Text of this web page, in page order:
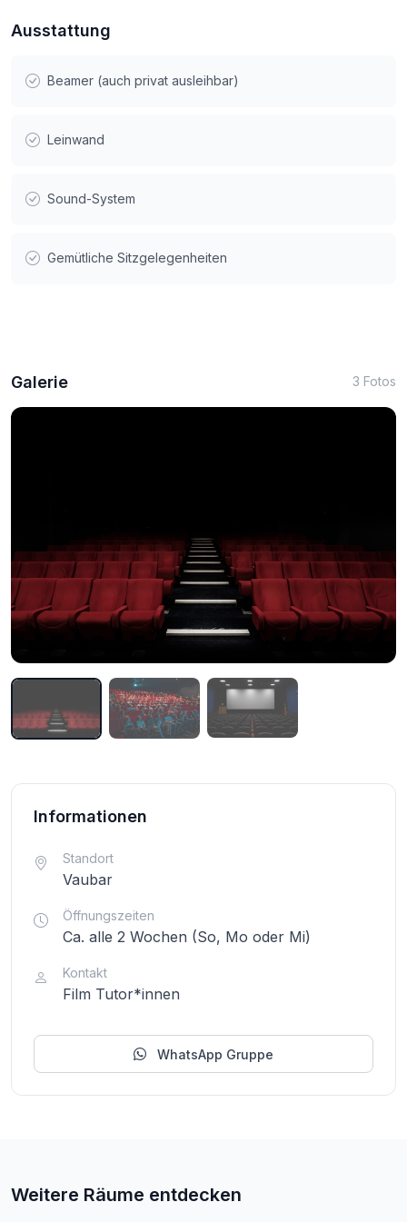
Ausstattung
Beamer (auch privat ausleihbar)
Leinwand
Sound-System
Gemütliche Sitzgelegenheiten
Galerie 3 Fotos
Informationen
Standort
Vaubar
Öffnungszeiten
Ca. alle 2 Wochen (So, Mo oder Mi)
Kontakt
Film Tutor*innen
WhatsApp Gruppe
Weitere Räume entdecken